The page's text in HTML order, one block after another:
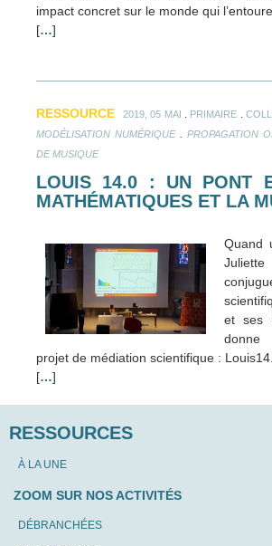
impact concret sur le monde qui l’entoure.
[…]
RESSOURCE 2019, 05 MAI PRIMAIRE .
MODÉLISATION NUMÉRIQUE. PROPAGATION
DE MUSIQUE
LOUIS 14.0 : UN PONT
MATHÉMATIQUES ET LA
Quand
et ses
donne
projet de médiation scientifique :
[…]
RESSOURCES
À LA UNE
ZOOM SUR NOS ACTIVITÉS
DÉBRANCHÉES